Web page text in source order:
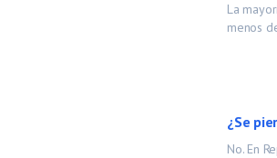
La
menos
¿Se
No. En